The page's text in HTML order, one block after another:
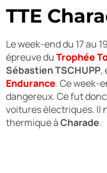
TTE
Le week-end du 17 au
épreuve duTrophée
Sébastien TSCHUPP,
Endurance. Ce week-
dangereux. Ce fut
voitures électriques. Il
thermique àCharade.